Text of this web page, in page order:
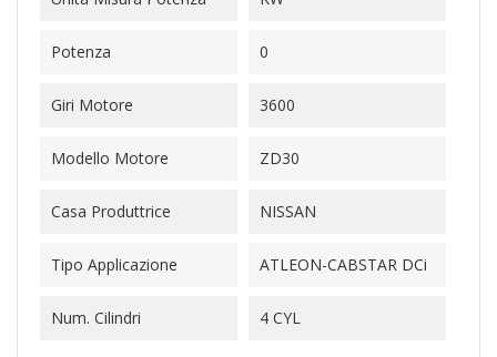
Potenza 0
Giri Motore 3600
Modello Motore ZD30
Casa Produttrice NISSAN
Tipo Applicazione ATLEON-CABSTAR DCi
Num. Cilindri 4 CYL